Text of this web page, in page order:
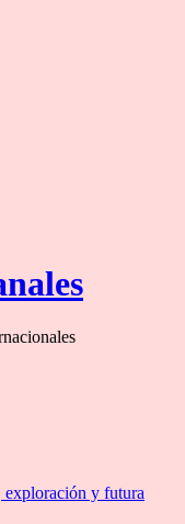
exploración y futura